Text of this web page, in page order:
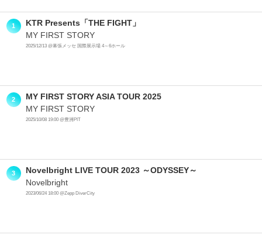
1 KTR Presents「THE FIGHT」
MY FIRST STORY
2025/12/13 @幕張メッセ 国際展示場 4～6ホール
2 MY FIRST STORY ASIA TOUR 2025
MY FIRST STORY
2025/10/08 19:00 @豊洲PIT
3 Novelbright LIVE TOUR 2023 ～ODYSSEY～
Novelbright
2023/06/24 18:00 @Zepp DiverCity